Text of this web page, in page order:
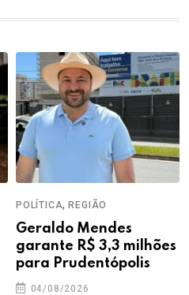
POLÍTICA,REGIÃO
Geraldo Mendes
garante R$ 3,3 milhões
para Prudentópolis
04/08/2026